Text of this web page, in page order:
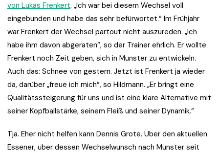
von Lukas Frenkert. „Ich war bei diesem Wechsel voll
eingebunden und habe das sehr befürwortet.“ Im Frühjahr
war Frenkert der Wechsel partout nicht auszureden. „Ich
habe ihm davon abgeraten“, so der Trainer ehrlich. Er wollte
Frenkert noch Zeit geben, sich in Münster zu entwickeln.
Auch das: Schnee von gestern. Jetzt ist Frenkert ja wieder
da, darüber „freue ich mich“, so Hildmann. „Er bringt eine
Qualitätssteigerung für uns und ist eine klare Alternative mit
seiner Kopfballstärke, seinem Fleiß und seiner Dynamik.“
Tja. Eher nicht helfen kann Dennis Grote. Über den aktuellen
Essener, über dessen Wechselwunsch nach Münster seit